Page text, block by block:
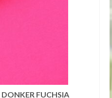
FUCHSIA